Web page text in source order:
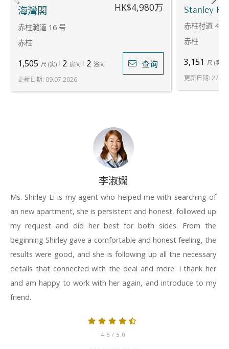
海灣閣
赤柱灘道 16 号
赤柱
HK$4,980万
1,505 尺 (实) 2 房间 2 浴间 查询
更新日期: 09.07.2026
Stanley
赤柱村道 42
赤柱
3,151 尺 (实
更新日期:
李淑嫻
Ms. Shirley Li is my agent who helped me with searching of
an new apartment, she is persistent and honest, followed up
my request and did her best for both sides. From the
beginning Shirley gave a comfortable and honest feeling, the
results were good, and she is following up all the necessary
details that connected with the deal and more. I thank her
and am happy to work with her again, and introduce to my
friend.
4.6 / 5.0